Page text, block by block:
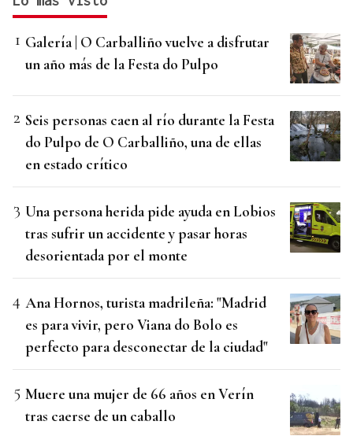
Galería | O Carballiño vuelve a disfrutar
un año más de la Festa do Pulpo
Seis personas caen al río durante la Festa
do Pulpo de O Carballiño, una de ellas
en estado crítico
Una persona herida pide ayuda en Lobios
tras sufrir un accidente y pasar horas
desorientada por el monte
Ana Hornos, turista madrileña: "Madrid
es para vivir, pero Viana do Bolo es
perfecto para desconectar de la ciudad"
Muere una mujer de 66 años en Verín
tras caerse de un caballo